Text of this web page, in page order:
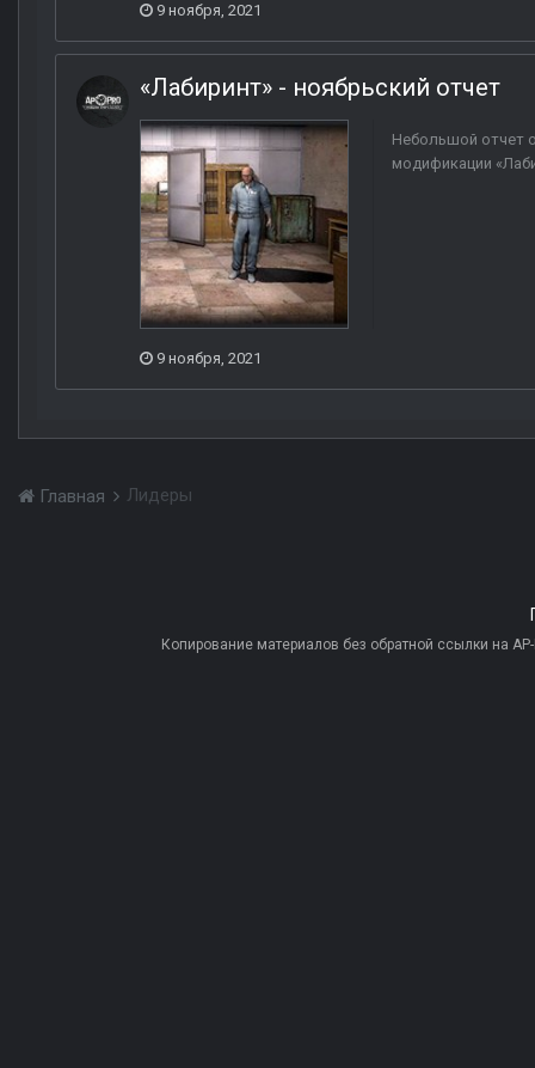
9 ноября, 2021
«Лабиринт» - ноябрьский отчет
Небольшой отчет
модификации
9 ноября, 2021
Главная Лидеры
Копирование материалов без обратной ссылки на